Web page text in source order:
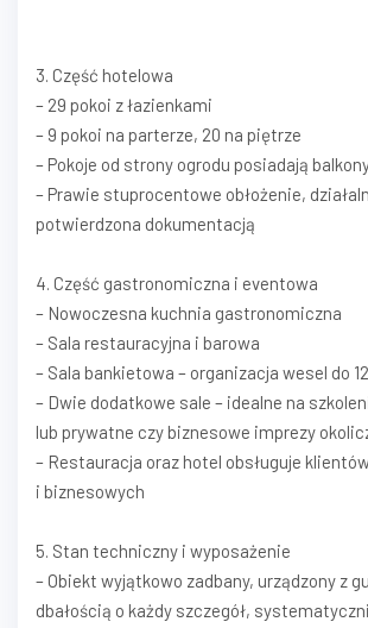
3. Część hotelowa
– 29 pokoi z łazienkami
– 9 pokoi na parterze, 20 na piętrze
– Pokoje od strony ogrodu posiadają
– Prawie stuprocentowe obłożenie,
potwierdzona dokumentacją
4. Część gastronomiczna i eventowa
– Nowoczesna kuchnia gastronomiczna
– Sala restauracyjna i barowa
– Sala bankietowa – organizacja wesel do
– Dwie dodatkowe sale – idealne na
lub prywatne czy biznesowe imprezy
– Restauracja oraz hotel obsługuje
i biznesowych
5. Stan techniczny i wyposażenie
– Obiekt wyjątkowo zadbany, urządzony z
dbałością o każdy szczegół,